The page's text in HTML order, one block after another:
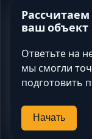
ваш объект
Ответьте на
мы смогли
подготовить
Начать